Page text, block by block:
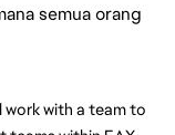
semua orang
work with a team to